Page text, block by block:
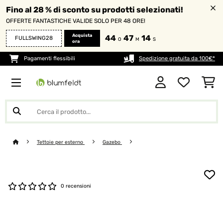
Fino al 28 % di sconto su prodotti selezionati!
OFFERTE FANTASTICHE VALIDE SOLO PER 48 ORE!
FULLSWING28
Acquista
ora
44 O 47 M 14 S
Pagamenti flessibili Spedizione gratuita da 100€*
Tettoie per esterno Gazebo
0 recensioni